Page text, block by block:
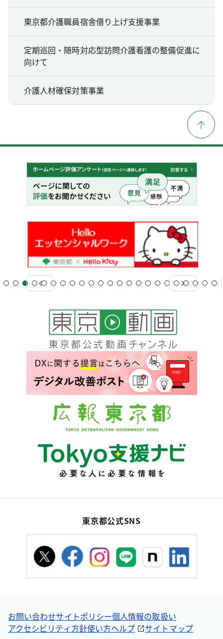
東京都介護職員宿舎借り上げ支援事業
定期巡回・随時対応型訪問介護看護の整備促進に
向けて
介護人材確保対策事業
東京都公式SNS
お問い合わせサイトポリシー個人情報の取扱い
アクセシビリティ方針使い方ヘルプ サイトマップ